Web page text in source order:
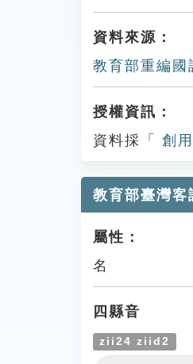
資料來源：
教育部重編國
授權資訊：
資料採「
創
教育部臺灣客
屬性：
名
四縣音
zii24 ziid2